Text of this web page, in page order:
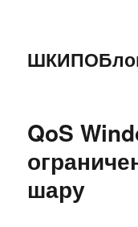
QoS
шару